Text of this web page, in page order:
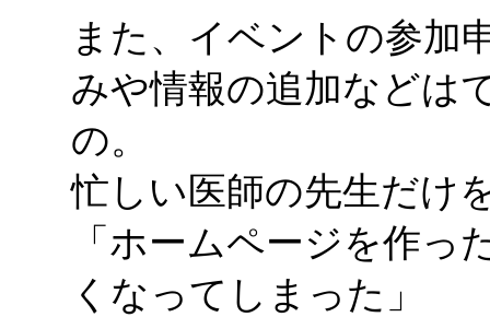
また、イベントの参加
みや情報の追加などは
の。
忙しい医師の先生だけ
「ホームページを作
くなってしまった」